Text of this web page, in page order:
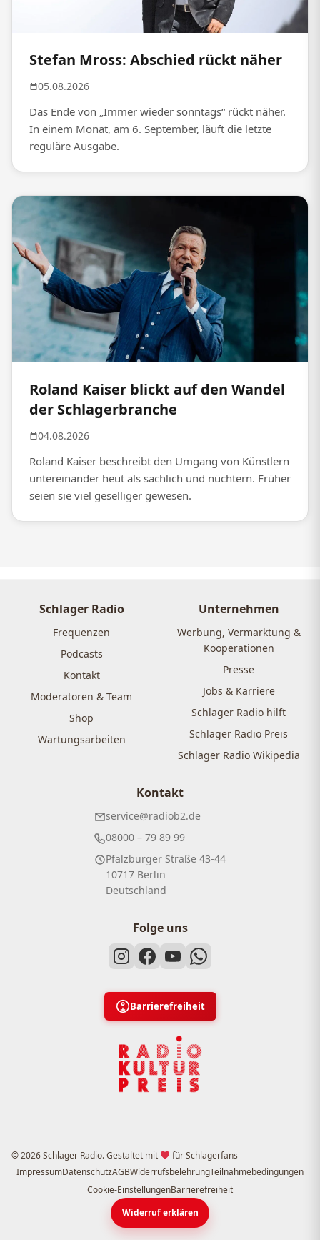
Stefan Mross: Abschied rückt näher
05.08.2026
Das Ende von „Immer wieder sonntags“ rückt näher.
In einem Monat, am 6. September, läuft die letzte
reguläre Ausgabe.
Roland Kaiser blickt auf den Wandel
der Schlagerbranche
04.08.2026
Roland Kaiser beschreibt den Umgang von Künstlern
untereinander heut als sachlich und nüchtern. Früher
seien sie viel geselliger gewesen.
Schlager Radio
Frequenzen
Podcasts
Kontakt
Moderatoren & Team
Shop
Wartungsarbeiten
Unternehmen
Werbung, Vermarktung &
Kooperationen
Presse
Jobs & Karriere
Schlager Radio hilft
Schlager Radio Preis
Schlager Radio Wikipedia
Kontakt
service@radiob2.de
08000 – 79 89 99
Pfalzburger Straße 43-44
10717 Berlin
Deutschland
Folge uns
Barrierefreiheit
© 2026 Schlager Radio. Gestaltet mit
für Schlagerfans
ImpressumDatenschutzAGBWiderrufsbelehrungTeilnahmebedingungen
Cookie-EinstellungenBarrierefreiheit
Widerruf erklären